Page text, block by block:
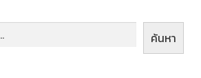
ค้นหา